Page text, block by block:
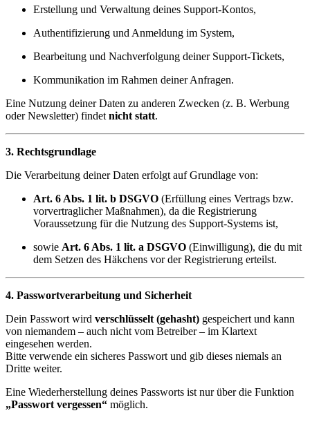
Erstellung und Verwaltung deines Support-Kontos,
Authentifizierung und Anmeldung im System,
Bearbeitung und Nachverfolgung deiner Support-Tickets,
Kommunikation im Rahmen deiner Anfragen.
Eine Nutzung deiner Daten zu anderen Zwecken (z. B. Werbung
oder Newsletter) findetnicht statt.
3. Rechtsgrundlage
Die Verarbeitung deiner Daten erfolgt auf Grundlage von:
Art. 6 Abs. 1 lit. b DSGVO (Erfüllung eines Vertrags bzw.
vorvertraglicher Maßnahmen), da die Registrierung
Voraussetzung für die Nutzung des Support-Systems ist,
sowie Art. 6 Abs. 1 lit. a DSGVO (Einwilligung), die du mit
dem Setzen des Häkchens vor der Registrierung erteilst.
4. Passwortverarbeitung und Sicherheit
Dein Passwort wird verschlüsselt (gehasht) gespeichert und kann
von niemandem – auch nicht vom Betreiber – im Klartext
eingesehen werden.
Bitte verwende ein sicheres Passwort und gib dieses niemals an
Dritte weiter.
Eine Wiederherstellung deines Passworts ist nur über die Funktion
„Passwort vergessen“ möglich.